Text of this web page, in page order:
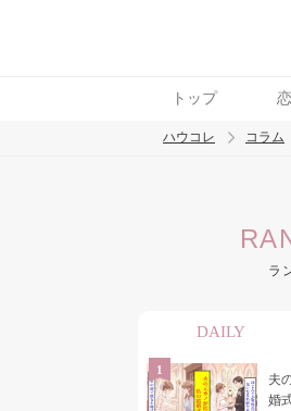
トップ
トレンド ワード
ハウコレ コラム
ラ
DAILY
夫
婚